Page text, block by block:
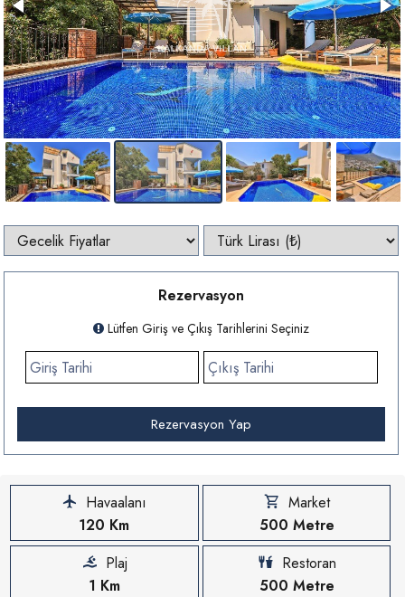
Rezervasyon
Lütfen Giriş ve Çıkış Tarihlerini Seçiniz
Rezervasyon Yap
Havaalanı
120 Km
Market
500 Metre
Plaj
1 Km
Restoran
500 Metre